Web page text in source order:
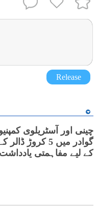
Release
چینی اور آسٹریلوی
گوادر میں 5
کے لیے مفاہمتی